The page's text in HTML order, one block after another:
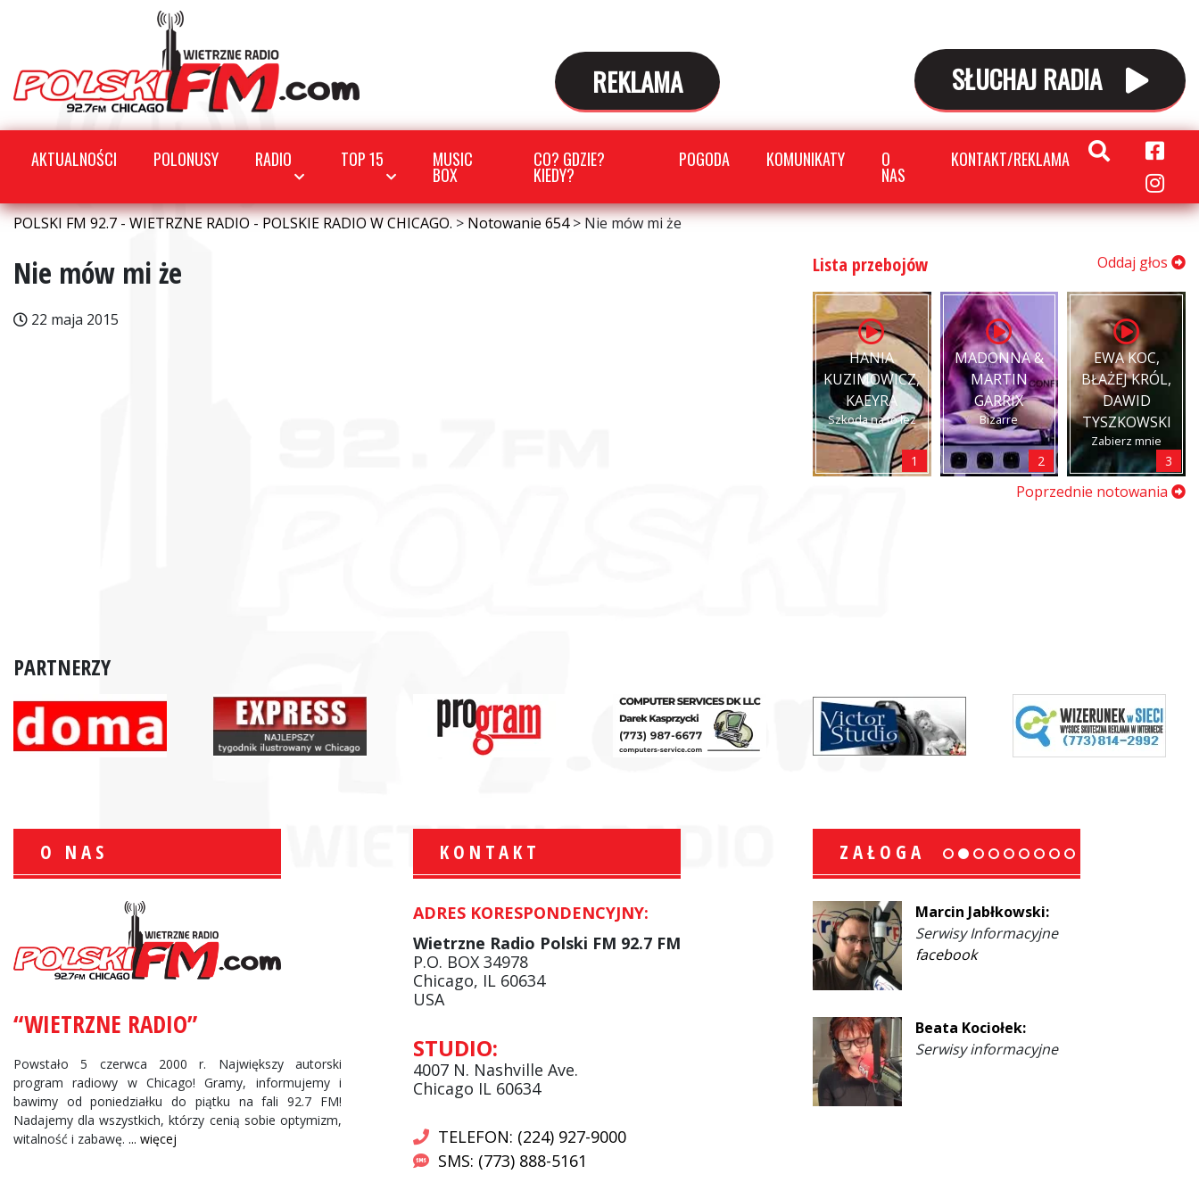
REKLAMA SŁUCHAJ RADIA
AKTUALNOŚCI POLONUSY RADIO TOP 15 MUSIC
BOX
CO? GDZIE?
KIEDY?
POGODA KOMUNIKATY O
NAS
KONTAKT/REKLAMA
POLSKI FM 92.7 - WIETRZNE RADIO - POLSKIE RADIO W CHICAGO.>Notowanie 654>Nie mów mi że
Nie mów mi że
22 maja 2015
Lista przebojów Oddaj głos
HANIA
KUZIMOWICZ,
KAEYRA
Szkoda na to łez
1
MADONNA &
MARTIN
GARRIX
Bizarre
2
EWA KOC,
BŁAŻEJ KRÓL,
DAWID
TYSZKOWSKI
Zabierz mnie
3
Poprzednie notowania
PARTNERZY
O NAS
“WIETRZNE RADIO”
Powstało 5 czerwca 2000 r. Największy autorski
program radiowy w Chicago! Gramy, informujemy i
bawimy od poniedziałku do piątku na fali 92.7 FM!
Nadajemy dla wszystkich, którzy cenią sobie optymizm,
witalność i zabawę. ... więcej
KONTAKT
ADRES KORESPONDENCYJNY:
Wietrzne Radio Polski FM 92.7 FM
P.O. BOX 34978
Chicago, IL 60634
USA
STUDIO:
4007 N. Nashville Ave.
Chicago IL 60634
TELEFON: (224) 927-9000
SMS: (773) 888-5161
ZAŁOGA
Informacje Giełdowe
Krzysztof Wawer:
Komentator
facebook
Marcin Jabłkowski:
Serwisy Informacyjne
facebook
Beata Kociołek:
Serwisy informacyjne